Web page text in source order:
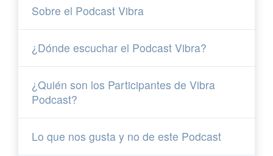
Sobre el Podcast Vibra
¿Dónde escuchar el Podcast Vibra?
¿Quién son los Participantes de Vibra
Podcast?
Lo que nos gusta y no de este Podcast